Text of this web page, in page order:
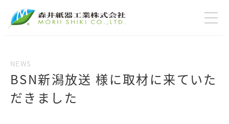
BSN新潟放送 様に取材に来ていた
だきました